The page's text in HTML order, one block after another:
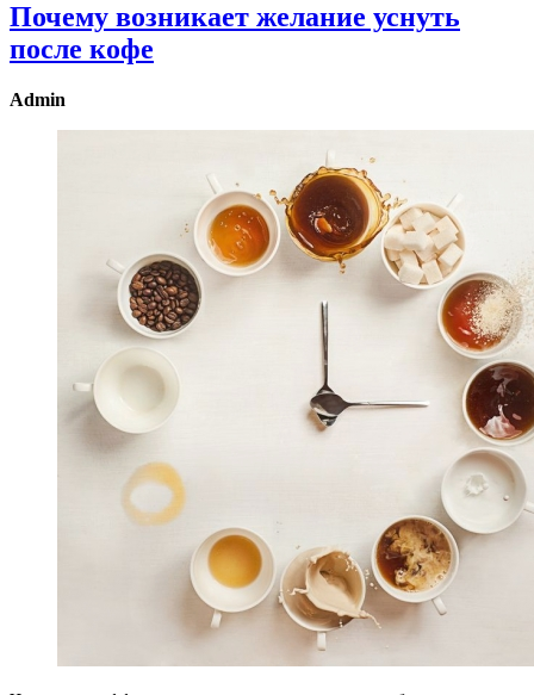
Почему возникает желание уснуть
после кофе
Admin